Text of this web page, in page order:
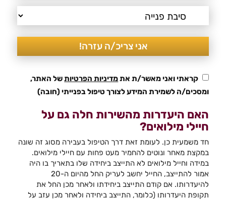
קראתי ואני מאשר/ת אתמדיניות הפרטיותשל האתר,
ומסכים/ה לשמירת המידע לצורך טיפול בפנייתי (חובה)
האם היעדרות מהשירות חלה גם על
חיילי מילואים?
חד משמעית כן. לעומת זאת דרך הטיפול בעבירה מסוג זה שונה
במקצת מאחר ונוטים להחמיר מעט פחות עם חיילי מילואים.
במידה וחייל מילואים לא התייצב ביחידה שלו בתאריך בו היה
אמור להתייצב, החייל יחשב לעריק החל מהיום ה-20
להיעדרותו. אם קודם התייצב ביחידתו ולאחר מכן החל את
תקופת היעדרותו (כלומר, התייצב ביחידה ולאחר מכן עזב על